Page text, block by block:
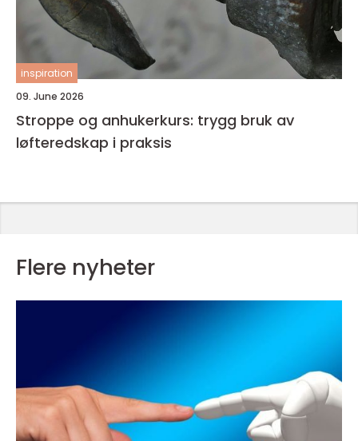
inspiration
09. June 2026
Stroppe og anhukerkurs: trygg bruk av
løfteredskap i praksis
Flere nyheter